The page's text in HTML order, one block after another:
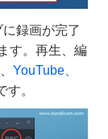
録画が完了
す。再生、編
YouTube、
す。